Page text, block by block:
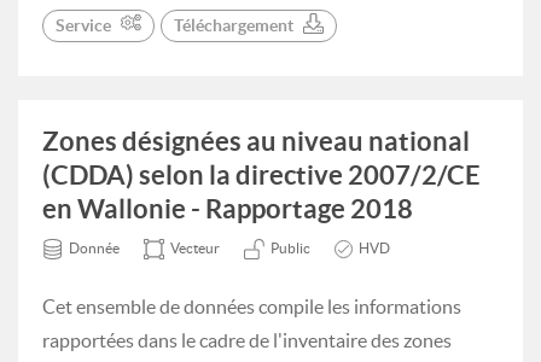
Service Téléchargement
Zones désignées au niveau national
(CDDA) selon la directive 2007/2/CE
en Wallonie - Rapportage 2018
Donnée Vecteur Public HVD
Cet ensemble de données compile les informations
rapportées dans le cadre de l'inventaire des zones